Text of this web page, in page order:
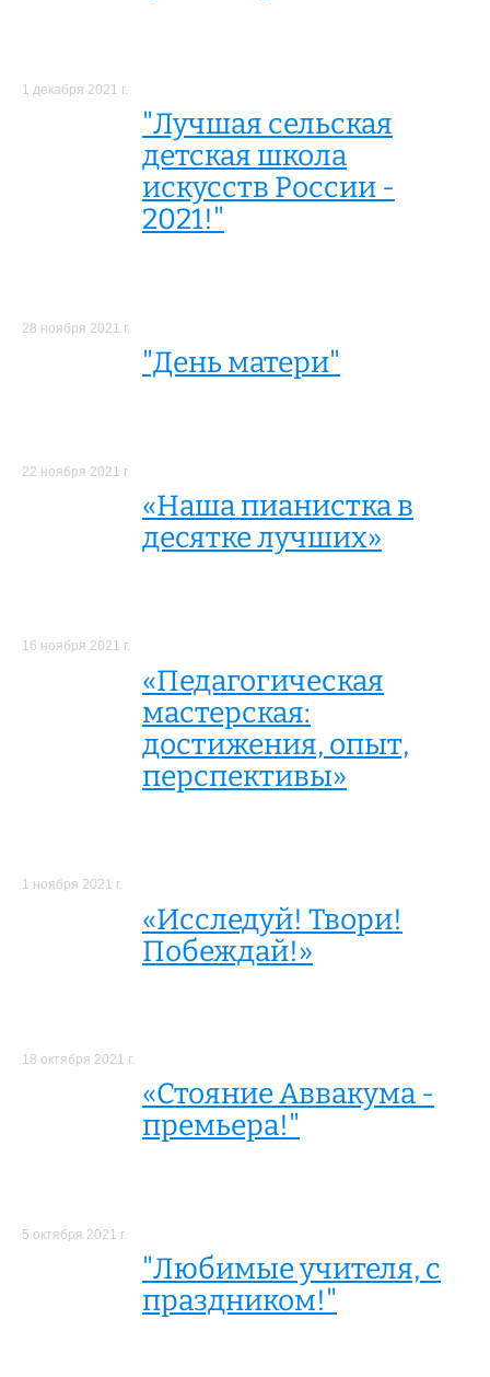
1 декабря 2021 г.
"Лучшая сельская
детская школа
искусств России -
2021!"
28 ноября 2021 г.
"День матери"
22 ноября 2021 г.
«Наша пианистка в
десятке лучших»
16 ноября 2021 г.
«Педагогическая
мастерская:
достижения, опыт,
перспективы»
1 ноября 2021 г.
«Исследуй! Твори!
Побеждай!»
18 октября 2021 г.
«Стояние Аввакума -
премьера!"
5 октября 2021 г.
"Любимые учителя, с
праздником!"